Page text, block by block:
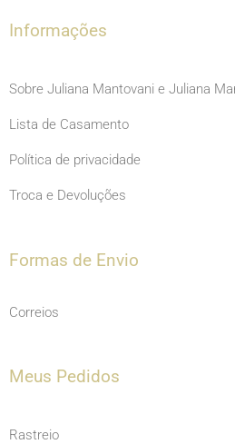
m
Informações
Sobre Juliana Mantovani e Juliana
Lista de Casamento
Política de privacidade
Troca e Devoluções
Formas de Envio
Correios
Meus Pedidos
Rastreio